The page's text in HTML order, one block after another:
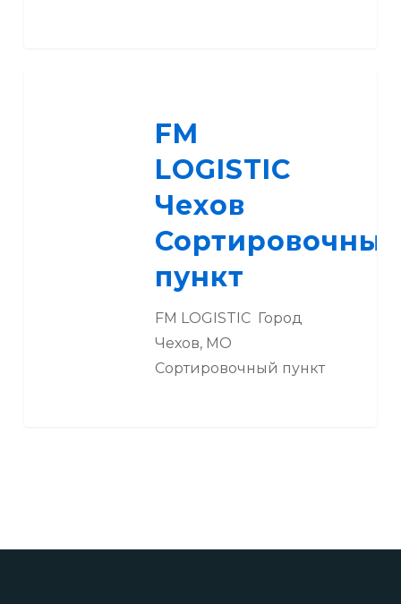
FM
LOGISTIC
Чехов
Сортировочный
пункт
FM LOGISTIC Город
Чехов, МО
Сортировочный пункт